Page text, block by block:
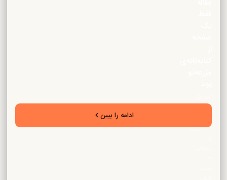
تخصصی
دامپروری
ادامه را ببین